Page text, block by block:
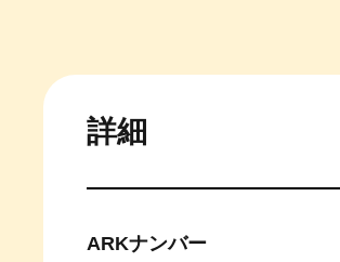
詳細
ARKナンバー